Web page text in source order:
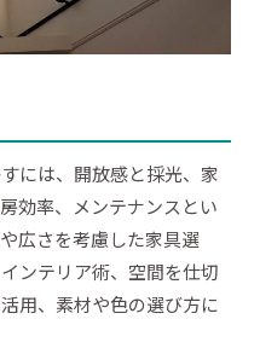
には、開放感と採光、家
効率、メンテナンスとい
広さを考慮した家具選
ンテリア術、空間を仕切
用、素材や色の選び方に